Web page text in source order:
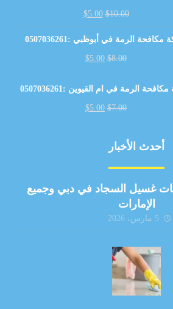
$10.00
$5.00
الرمة في أبوظبي :0507036261
$8.00
$5.00
الرمة في ام القيوين :0507036261
$7.00
$5.00
أحدث الأخبار
غسيل السجاد في دبي وجميع
الإمارات
5 مارس، 2026